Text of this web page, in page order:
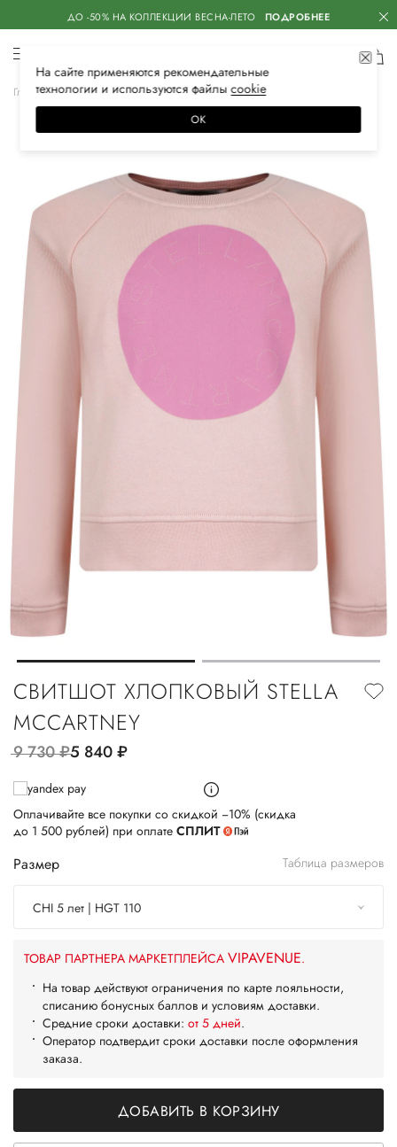
ДО -50% НА КОЛЛЕКЦИИ ВЕСНА-ЛЕТО ПОДРОБНЕЕ
Главная Детское Одежда для девочек Спортивная одежда
СВИТШОТ ХЛОПКОВЫЙ STELLA
MCCARTNEY
9 730руб.5 840руб.
Оплачивайте все покупки со скидкой −10% (скидка
до 1 500 рублей) при оплате СПЛИТ
Размер Таблица размеров
CHI 5 лет | HGT 110
ТОВАР ПАРТНЕРА МАРКЕТПЛЕЙСА VIPAVENUE.
На товар действуют ограничения по карте лояльности,
списанию бонусных баллов и условиям доставки.
Средние сроки доставки: от 5 дней.
Оператор подтвердит сроки доставки после оформления
заказа.
ДОБАВИТЬ В КОРЗИНУ
На сайте применяются рекомендательные
технологии и используются файлысооkiе
ОК